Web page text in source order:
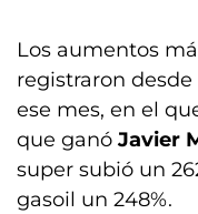
Los aumentos
registraron
ese mes, en el
que ganó Javier
super subió un
gasoil un 248%.